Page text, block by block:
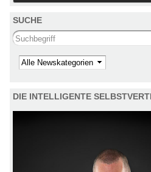
SUCHE
Search this site
Kategorie
DIE INTELLIGENTE